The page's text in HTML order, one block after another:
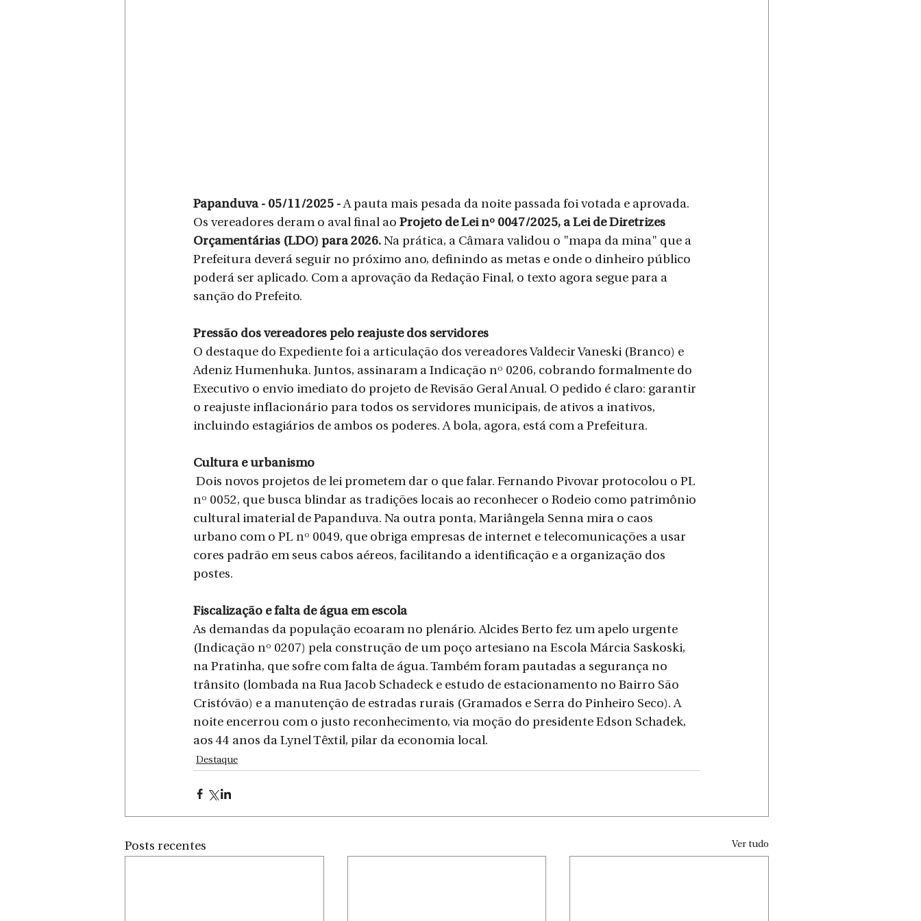
Papanduva - 05/11/2025 - A pauta mais pesada da noite passada foi votada e aprovada.
Os vereadores deram o aval final ao Projeto de Lei nº 0047/2025, a Lei de Diretrizes
Orçamentárias (LDO) para 2026. Na prática, a Câmara validou o "mapa da mina" que a
Prefeitura deverá seguir no próximo ano, definindo as metas e onde o dinheiro público
poderá ser aplicado. Com a aprovação da Redação Final, o texto agora segue para a
sanção do Prefeito.
Pressão dos vereadores pelo reajuste dos servidores
O destaque do Expediente foi a articulação dos vereadores Valdecir Vaneski (Branco) e
Adeniz Humenhuka. Juntos, assinaram a Indicação nº 0206, cobrando formalmente do
Executivo o envio imediato do projeto de Revisão Geral Anual. O pedido é claro: garantir
o reajuste inflacionário para todos os servidores municipais, de ativos a inativos,
incluindo estagiários de ambos os poderes. A bola, agora, está com a Prefeitura.
Cultura e urbanismo
nº 0052, que busca blindar as tradições locais ao reconhecer o Rodeio como patrimônio
cultural imaterial de Papanduva. Na outra ponta, Mariângela Senna mira o caos
urbano com o PL nº 0049, que obriga empresas de internet e telecomunicações a usar
cores padrão em seus cabos aéreos, facilitando a identificação e a organização dos
postes.
Fiscalização e falta de água em escola
As demandas da população ecoaram no plenário. Alcides Berto fez um apelo urgente
(Indicação nº 0207) pela construção de um poço artesiano na Escola Márcia Saskoski,
na Pratinha, que sofre com falta de água. Também foram pautadas a segurança no
trânsito (lombada na Rua Jacob Schadeck e estudo de estacionamento no Bairro São
Cristóvão) e a manutenção de estradas rurais (Gramados e Serra do Pinheiro Seco). A
noite encerrou com o justo reconhecimento, via moção do presidente Edson Schadek,
aos 44 anos da Lynel Têxtil, pilar da economia local.
Destaque
Posts recentes Ver tudo